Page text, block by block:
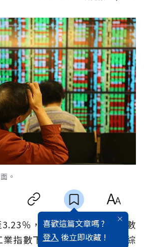
。
喜歡這篇文章嗎 ?
登入 後立即收藏 !
％，使得周三美股三大指數
指數下殺831點、那斯達克綜